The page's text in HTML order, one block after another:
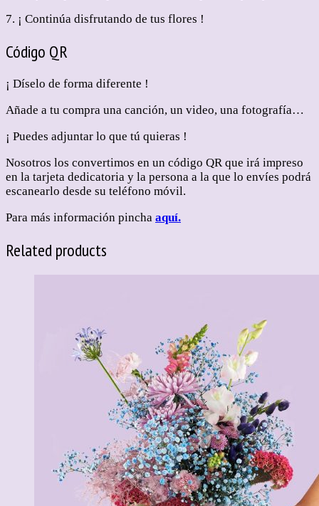
7. ¡ Continúa disfrutando de tus flores !
Código QR
¡ Díselo de forma diferente !
Añade a tu compra una canción, un video, una fotografía…
¡ Puedes adjuntar lo que tú quieras !
Nosotros los convertimos en un código QR que irá impreso
en la tarjeta dedicatoria y la persona a la que lo envíes podrá
escanearlo desde su teléfono móvil.
Para más información pincha aquí.
Related products